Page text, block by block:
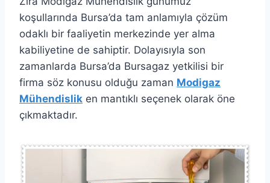
koşullarında Bursa’da tam anlamıyla çözüm
odaklı bir faaliyetin merkezinde yer alma
kabiliyetine de sahiptir. Dolayısıyla son
zamanlarda Bursa’da Bursagaz yetkilisi bir
firma söz konusu olduğu zaman Modigaz
Mühendislik en mantıklı seçenek olarak öne
çıkmaktadır.